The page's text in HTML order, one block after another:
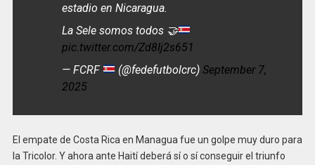
estadio en Nicaragua.
La Sele somos todos 🤝
pic.twitter.com/Zd8Ij2s651
— FCRF
(@fedefutbolcrc)September 7,
2025
El empate de Costa Rica en Managua fue un golpe muy duro para
la Tricolor. Y ahora ante Haití deberá sí o sí conseguir el triunfo